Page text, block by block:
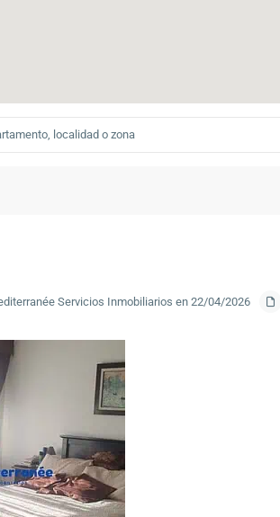
Servicios Inmobiliarios en 22/04/2026